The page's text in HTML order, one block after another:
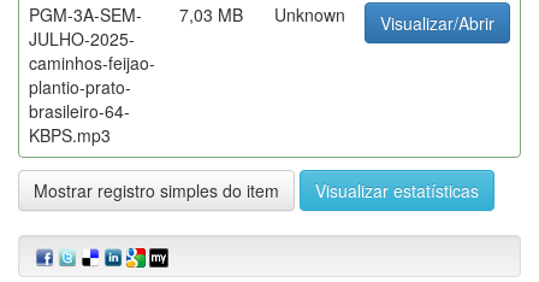
PGM-3A-SEM-
JULHO-2025-
caminhos-feijao-
plantio-prato-
brasileiro-64-
KBPS.mp3
7,03 MB Unknown Visualizar/Abrir
Mostrar registro simples do item Visualizar estatísticas